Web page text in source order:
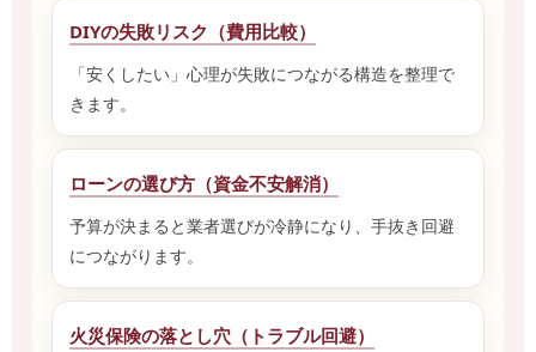
DIYの失敗リスク（費用比較）
「安くしたい」心理が失敗につながる構造を整理で
きます。
ローンの選び方（資金不安解消）
予算が決まると業者選びが冷静になり、手抜き回避
につながります。
火災保険の落とし穴（トラブル回避）